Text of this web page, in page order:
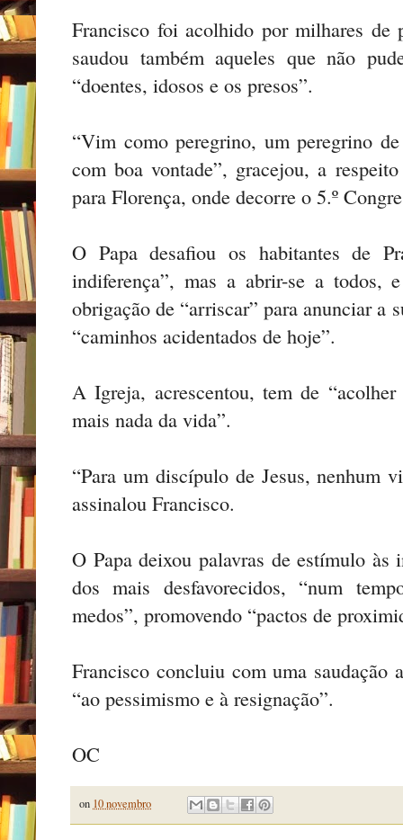
Francisco foi acolhido por milhares de
saudou também aqueles que não
“doentes, idosos e os presos”.
“Vim como peregrino, um peregrino
com boa vontade”, gracejou, a
para Florença, onde decorre o 5.º
O Papa desafiou os habitantes de
indiferença”, mas a abrir-se a todos,
obrigação de “arriscar” para anunciar a
“caminhos acidentados de hoje”.
A Igreja, acrescentou, tem de
mais nada da vida”.
“Para um discípulo de Jesus, nenhum
assinalou Francisco.
O Papa deixou palavras de estímulo
dos mais desfavorecidos, “num
medos”, promovendo “pactos de
Francisco concluiu com uma saudação
“ao pessimismo e à resignação”.
OC
on 10 novembro